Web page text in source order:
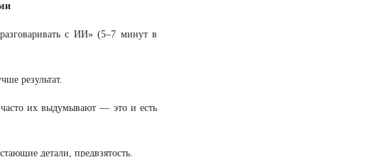
с ИИ» (5–7 минут в
результат.
их выдумывают — это и есть
детали, предвзятость.